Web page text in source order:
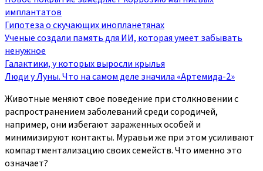
имплантатов
Гипотеза о скучающих инопланетянах
Ученые создали память для ИИ, которая умеет забывать
ненужное
Галактики, у которых выросли крылья
Люди у Луны. Что на самом деле значила «Артемида-2»
Животные меняют свое поведение при столкновении с
распространением заболеваний среди сородичей,
например, они избегают зараженных особей и
минимизируют контакты. Муравьи же при этом усиливают
компартментализацию своих семейств. Что именно это
означает?